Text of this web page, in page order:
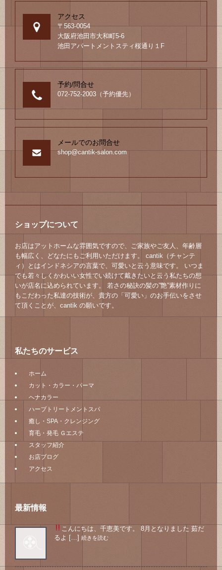
アクセス
〒563-0054
大阪府池田市大和町5-6
池田アパートメントスティ桜通り１F
予約/問合せ
072-752-2003（予約優先）
メールでのお問合せ
shop@cantik-salon.com
ショップについて
お店はアットホームな雰囲気ですので、ご家族やご友人、年齢層
も幅広く、どなたにもご利用いただけます。 cantik（チャンテ
ィ）とはインドネシアの言葉で、可愛いと云う意味です。 いつま
でも若々しくかわいい女性でい続けて戴きたいと云う私たちの想
いが店名に込められています。 若さの秘訣の髪の”艶”素材作りに
もこだわった私達の技術が、貴方の「可愛い」のお手伝いをさせ
て頂くことが、cantik の願いです。
私たちのサービス
ホーム
カット・カラー・パーマ
ヘナカラー
ハーブトリートメントスパ
癒し・SPA・クレンジング
育毛・発毛 Ｇエステ
スタッフ紹介
お店ブログ
アクセス
最新情報
こんにちは、千恵美です。 8月となりました 茹だ
るよ […] 続きを読む